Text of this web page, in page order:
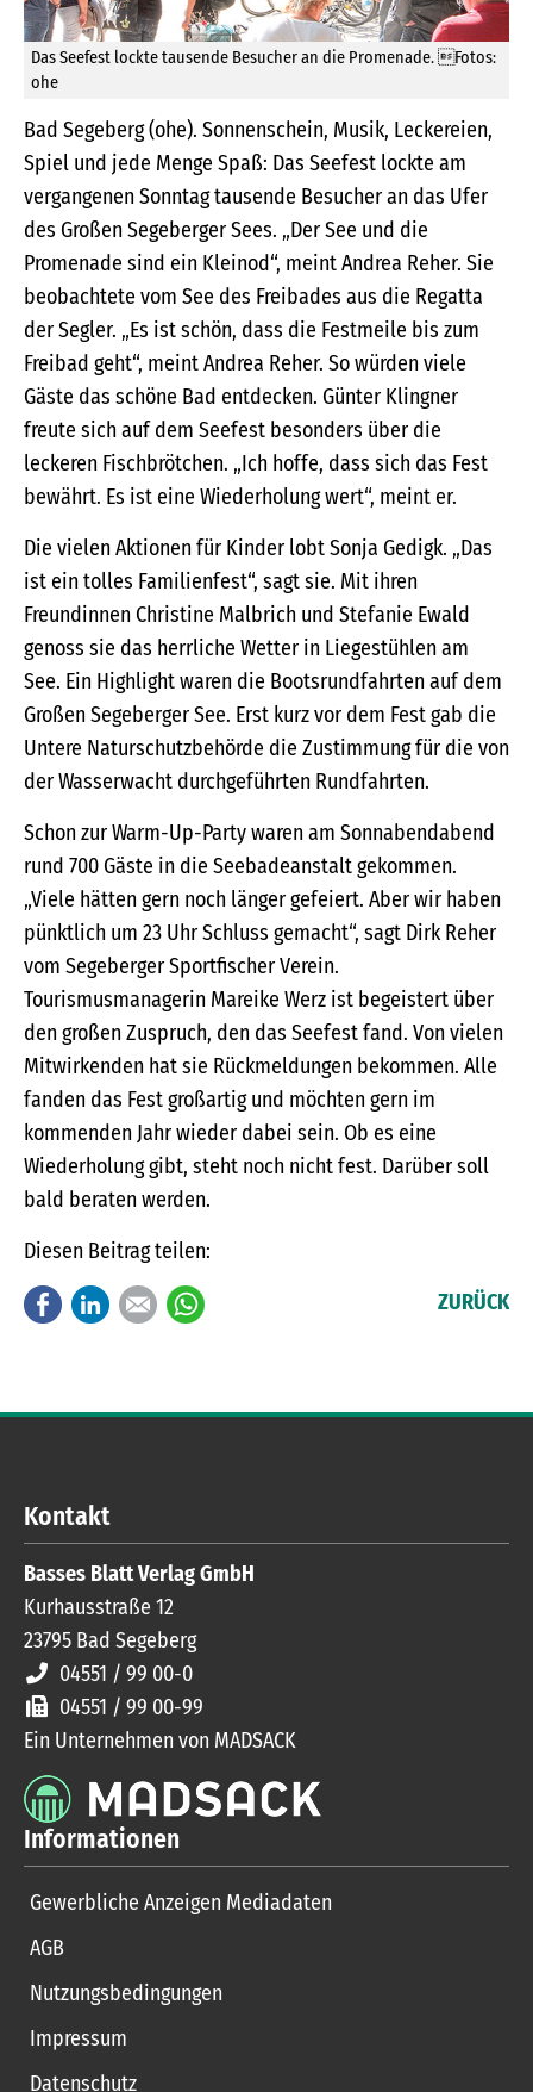
Das Seefest lockte tausende Besucher an die Promenade. Fotos:
ohe
Bad Segeberg (ohe). Sonnenschein, Musik, Leckereien,
Spiel und jede Menge Spaß: Das Seefest lockte am
vergangenen Sonntag tausende Besucher an das Ufer
des Großen Segeberger Sees. „Der See und die
Promenade sind ein Kleinod“, meint Andrea Reher. Sie
beobachtete vom See des Freibades aus die Regatta
der Segler. „Es ist schön, dass die Festmeile bis zum
Freibad geht“, meint Andrea Reher. So würden viele
Gäste das schöne Bad entdecken. Günter Klingner
freute sich auf dem Seefest besonders über die
leckeren Fischbrötchen. „Ich hoffe, dass sich das Fest
bewährt. Es ist eine Wiederholung wert“, meint er.
Die vielen Aktionen für Kinder lobt Sonja Gedigk. „Das
ist ein tolles Familienfest“, sagt sie. Mit ihren
Freundinnen Christine Malbrich und Stefanie Ewald
genoss sie das herrliche Wetter in Liegestühlen am
See. Ein Highlight waren die Bootsrundfahrten auf dem
Großen Segeberger See. Erst kurz vor dem Fest gab die
Untere Naturschutzbehörde die Zustimmung für die von
der Wasserwacht durchgeführten Rundfahrten.
Schon zur Warm-Up-Party waren am Sonnabendabend
rund 700 Gäste in die Seebadeanstalt gekommen.
„Viele hätten gern noch länger gefeiert. Aber wir haben
pünktlich um 23 Uhr Schluss gemacht“, sagt Dirk Reher
vom Segeberger Sportfischer Verein.
Tourismusmanagerin Mareike Werz ist begeistert über
den großen Zuspruch, den das Seefest fand. Von vielen
Mitwirkenden hat sie Rückmeldungen bekommen. Alle
fanden das Fest großartig und möchten gern im
kommenden Jahr wieder dabei sein. Ob es eine
Wiederholung gibt, steht noch nicht fest. Darüber soll
bald beraten werden.
Diesen Beitrag teilen:
FacebookLinkedInE-mail ZURÜCK
Kontakt
Basses Blatt Verlag GmbH
Kurhausstraße 12
23795 Bad Segeberg
04551 / 99 00-0
04551 / 99 00-99
Ein Unternehmen von MADSACK
Informationen
Gewerbliche Anzeigen Mediadaten
AGB
Nutzungsbedingungen
Impressum
Datenschutz